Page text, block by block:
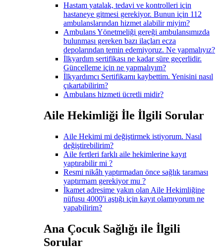
Hastam yatalak, tedavi ve kontrolleri için
hastaneye gitmesi gerekiyor. Bunun için 112
ambulanslarından hizmet alabilir miyim?
Ambulans Yönetmeliği gereği ambulansımızda
bulunması gereken bazı ilaçları ecza
depolarından temin edemiyoruz. Ne yapmalıyız?
İlkyardım sertifikası ne kadar süre geçerlidir.
Güncelleme için ne yapmalıyım?
İlkyardımcı Sertifikamı kaybettim. Yenisini nasıl
çıkartabilirim?
Ambulans hizmeti ücretli midir?
Aile Hekimliği İle İlgili Sorular
Aile Hekimi mi değiştirmek istiyorum. Nasıl
değiştirebilirim?
Aile fertleri farklı aile hekimlerine kayıt
yaptırabilir mi ?
Resmi nikâh yaptırmadan önce sağlık taraması
yaptırmam gerekiyor mu ?
İkamet adresime yakın olan Aile Hekimliğine
nüfusu 4000'i aştığı için kayıt olamıyorum ne
yapabilirim?
Ana Çocuk Sağlığı ile İlgili
Sorular